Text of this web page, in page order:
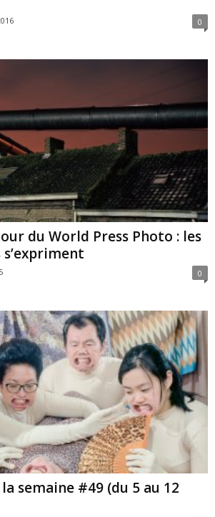
0
du World Press Photo : les
0
semaine #49 (du 5 au 12